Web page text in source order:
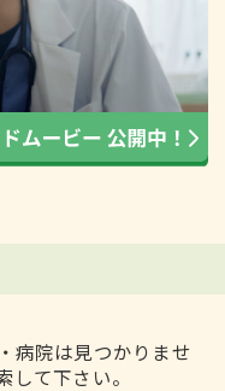
病院は見つかりませ
て下さい。